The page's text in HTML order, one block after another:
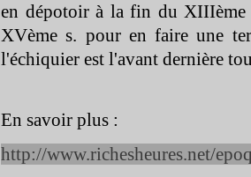
en dépotoir à la fin du
XVème s. pour en faire une
l'échiquier est l'avant dernière
En savoir plus :
http://www.richesheures.net/